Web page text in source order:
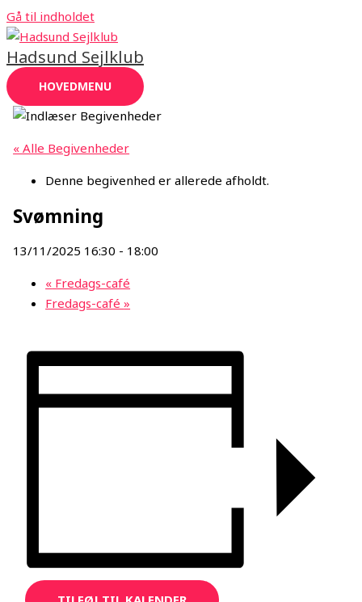
Gå til indholdet
Hadsund Sejlklub
HOVEDMENU
« Alle Begivenheder
Denne begivenhed er allerede afholdt.
Svømning
13/11/2025 16:30 - 18:00
« Fredags-café
Fredags-café»